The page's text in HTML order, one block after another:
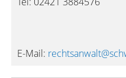
E-Mail: